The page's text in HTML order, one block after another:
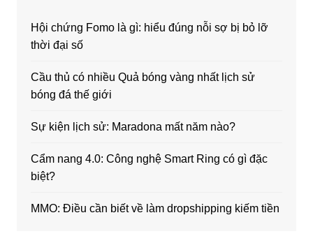
Hội chứng Fomo là gì: hiểu đúng nỗi sợ bị bỏ lỡ
thời đại số
Cầu thủ có nhiều Quả bóng vàng nhất lịch sử
bóng đá thế giới
Sự kiện lịch sử: Maradona mất năm nào?
Cẩm nang 4.0: Công nghệ Smart Ring có gì đặc
biệt?
MMO: Điều cần biết về làm dropshipping kiếm tiền